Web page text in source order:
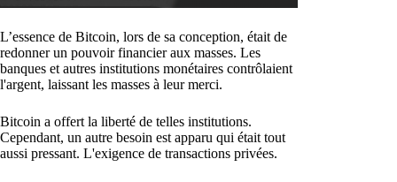
L’essence de Bitcoin, lors de sa conception, était de
redonner un pouvoir financier aux masses. Les
banques et autres institutions monétaires contrôlaient
l'argent, laissant les masses à leur merci.
Bitcoin a offert la liberté de telles institutions.
Cependant, un autre besoin est apparu qui était tout
aussi pressant. L'exigence de transactions privées.